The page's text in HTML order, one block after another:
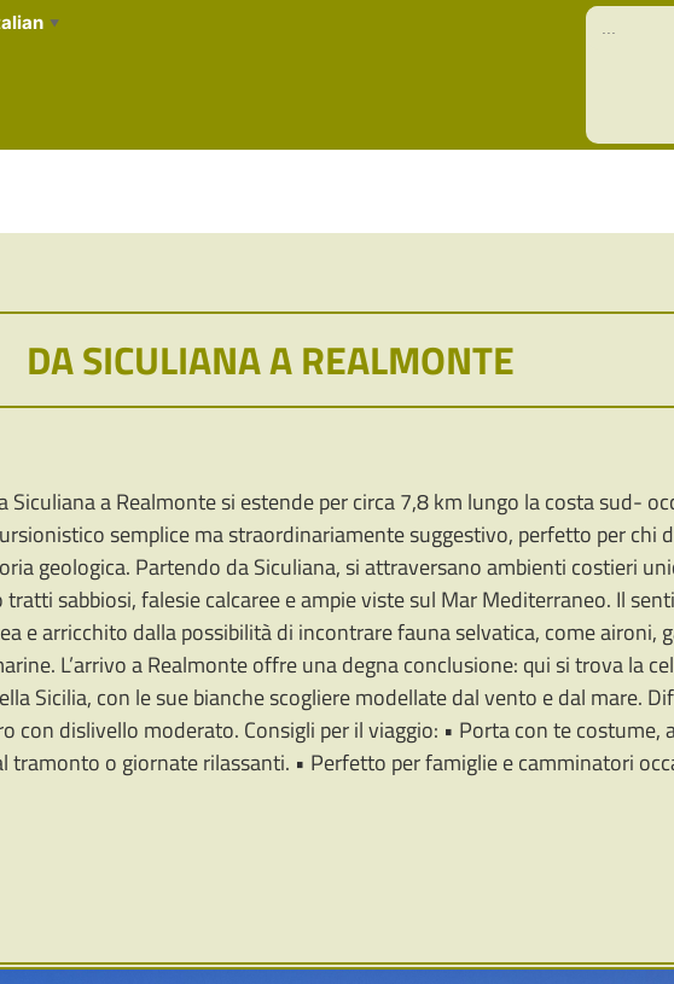
▼
Search
for:
DA SICULIANA A REALMONTE
Siculiana a Realmonte si estende per circa 7,8 km lungo la costa sud-
semplice ma straordinariamente suggestivo, perfetto per chi
geologica. Partendo da Siculiana, si attraversano ambienti costieri
sabbiosi, falesie calcaree e ampie viste sul Mar Mediterraneo. Il
e arricchito dalla possibilità di incontrare fauna selvatica, come aironi,
L’arrivo a Realmonte offre una degna conclusione: qui si trova la
Sicilia, con le sue bianche scogliere modellate dal vento e dal mare.
con dislivello moderato. Consigli per il viaggio: • Porta con te costume,
tramonto o giornate rilassanti. • Perfetto per famiglie e camminatori